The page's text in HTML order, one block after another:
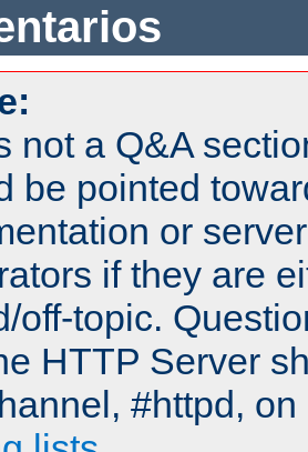
not a Q&A
be pointed
or
if they are
off-topic.
HTTP Server
#httpd,